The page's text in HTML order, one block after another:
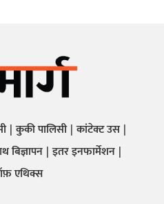
कुकी पालिसी कांटेक्ट उस
बिज्ञापन इतर इनफार्मेशन
एथिक्स